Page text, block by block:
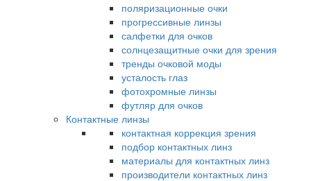
поляризационные очки
прогрессивные линзы
салфетки для очков
солнцезащитные очки для зрения
тренды очковой моды
усталость глаз
фотохромные линзы
футляр для очков
Контактные линзы
контактная коррекция зрения
подбор контактных линз
материалы для контактных линз
производители контактных линз